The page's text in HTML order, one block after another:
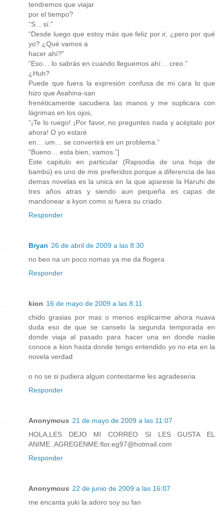
tendremos que viajar
por el tiempo?
“S... sí.”
“Desde luego que estoy más que feliz por ir, ¿pero por qué
yo? ¿Qué vamos a
hacer ahí?”
“Eso… lo sabrás en cuando lleguemos ahí… creo.”
¿Huh?
Puede que fuera la expresión confusa de mi cara lo que
hizo que Asahina-san
frenéticamente sacudiera las manos y me suplicara con
lágrimas en los ojos,
“¡Te lo ruego! ¡Por favor, no preguntes nada y acéptalo por
ahora! O yo estaré
en… um… se convertirá en un problema.”
“Bueno… esta bien, vamos.”]
Este capitulo en particular (Rapsodia de una hoja de
bambú) es uno de mis preferidos porque a diferencia de las
demas novelas es la unica en la que aparese la Haruhi de
tres años atras y siendo aun pequeña es capas de
mandonear a kyon como si fuera su criado.
Responder
Bryan 26 de abril de 2009 a las 8:30
no beo na un poco nomas ya me da flogera
Responder
kion 16 de mayo de 2009 a las 8:11
chido grasias por mas o menos esplicarme ahora nuava
duda eso de que se canselo la segunda temporada en
donde viaja al pasado para hacer una en donde nadie
conoce a kion hasta donde tengo entendido yo no eta en la
novela verdad
o no se si pudiera alguin contestarme les agradeseria
Responder
Anonymous 21 de mayo de 2009 a las 11:07
HOLA,LES DEJO MI CORREO SI LES GUSTA EL
ANIME..AGREGENME:flor.eg97@hotmail.com
Responder
Anonymous 22 de junio de 2009 a las 16:07
me encanta yuki la adoro soy su fan